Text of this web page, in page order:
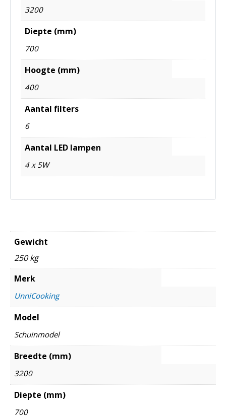
3200
Diepte (mm)
700
Hoogte (mm)
400
Aantal filters
6
Aantal LED lampen
4 x 5W
Gewicht
250 kg
Merk
UnniCooking
Model
Schuinmodel
Breedte (mm)
3200
Diepte (mm)
700